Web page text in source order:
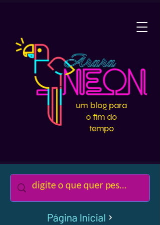
um blog para
o fim do
tempo
Página Inicial